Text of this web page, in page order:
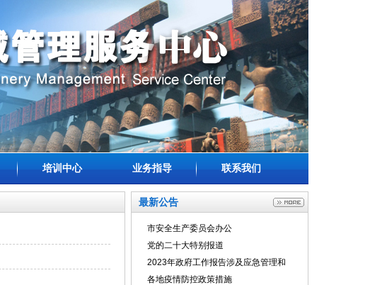
培训中心 业务指导 联系我们
最新公告
市安全生产委员会办公
党的二十大特别报道
2023年政府工作报告涉及应急管理和
各地疫情防控政策措施